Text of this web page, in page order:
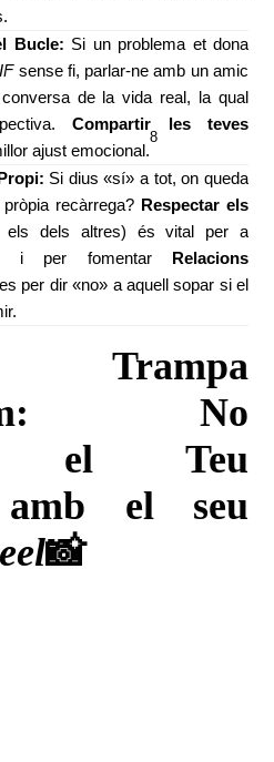
Bucle: Si un problema et dona
sense fi, parlar-ne amb un amic
de la vida real, la qual
Compartir les teves
ajust emocional.
8
Si dius «sí» a tot, on queda
recàrrega? Respectar els
dels altres) és vital per a
i per fomentar Relacions
per dir «no» a aquell sopar si el
No
el Teu
amb el seu
📸